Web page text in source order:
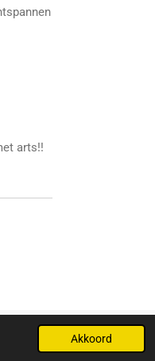
Akkoord
arts!!